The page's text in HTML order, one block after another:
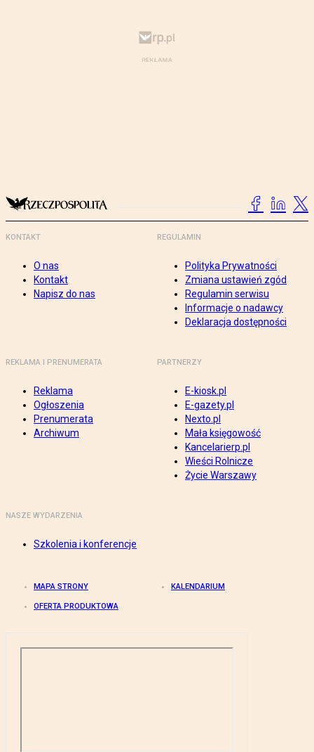
KONTAKT
O nas
Kontakt
Napisz do nas
REGULAMIN
Polityka Prywatności
Zmiana ustawień zgód
Regulamin serwisu
Informacje o nadawcy
Deklaracja dostępności
REKLAMA I PRENUMERATA
Reklama
Ogłoszenia
Prenumerata
Archiwum
PARTNERZY
E-kiosk.pl
E-gazety.pl
Nexto.pl
Mała księgowość
Kancelarierp.pl
Wieści Rolnicze
Życie Warszawy
NASZE WYDARZENIA
Szkolenia i konferencje
MAPA STRONY KALENDARIUM
OFERTA PRODUKTOWA